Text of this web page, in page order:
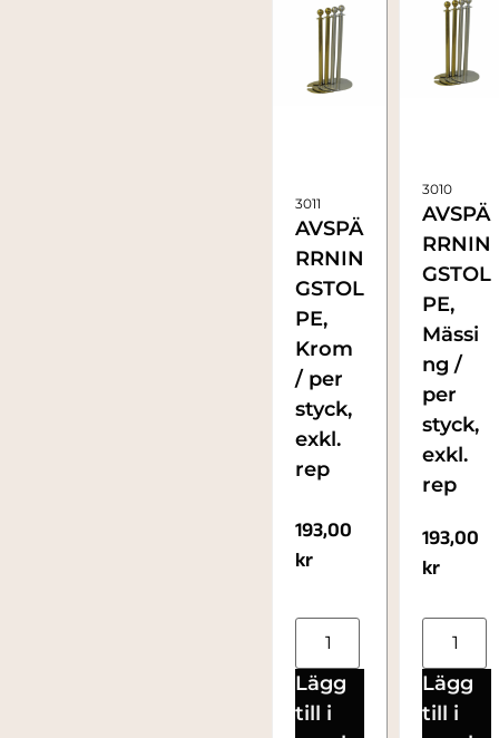
3011
AVSPÄ
RRNIN
GSTOL
PE,
Krom
/ per
styck,
exkl.
rep
193,00
kr
Lägg
till i
3010
AVSPÄ
RRNIN
GSTOL
PE,
Mässi
ng /
per
styck,
exkl.
rep
193,00
kr
Lägg
till i